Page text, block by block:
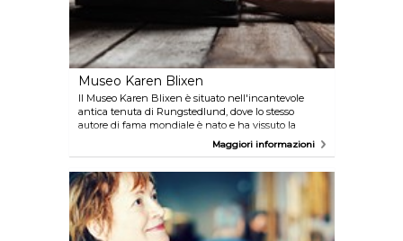
Museo Karen Blixen
Il Museo Karen Blixen è situato nell'incantevole
antica tenuta di Rungstedlund, dove lo stesso
autore di fama mondiale è nato e ha vissuto la
maggior parte della sua vita. Scoprite l'atmosfera
unica delle stanze in cui sono stati scritti libri come
inoltre di uno spazioso parco dove passeggiare in
tranquillità e di un bar dall'aria familiare e
accogliente.
Maggiori informazioni